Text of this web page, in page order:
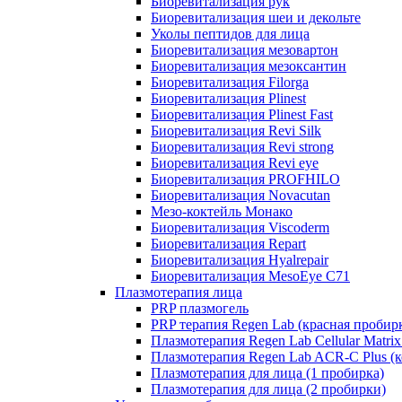
Биоревитализация шеи и декольте
Уколы пептидов для лица
Биоревитализация мезовартон
Биоревитализация мезоксантин
Биоревитализация Filorga
Биоревитализация Plinest
Биоревитализация Plinest Fast
Биоревитализация Revi Silk
Биоревитализация Revi strong
Биоревитализация Revi eye
Биоревитализация PROFHILO
Биоревитализация Novacutan
Мезо-коктейль Монако
Биоревитализация Viscoderm
Биоревитализация Repart
Биоревитализация Hyalrepair
Биоревитализация MesoEye C71
Плазмотерапия лица
PRP плазмогель
PRP терапия Regen Lab (красная
Плазмотерапия Regen Lab Cellular
Плазмотерапия Regen Lab ACR-C Plus
Плазмотерапия для лица (1 пробирка)
Плазмотерапия для лица (2 пробирки)